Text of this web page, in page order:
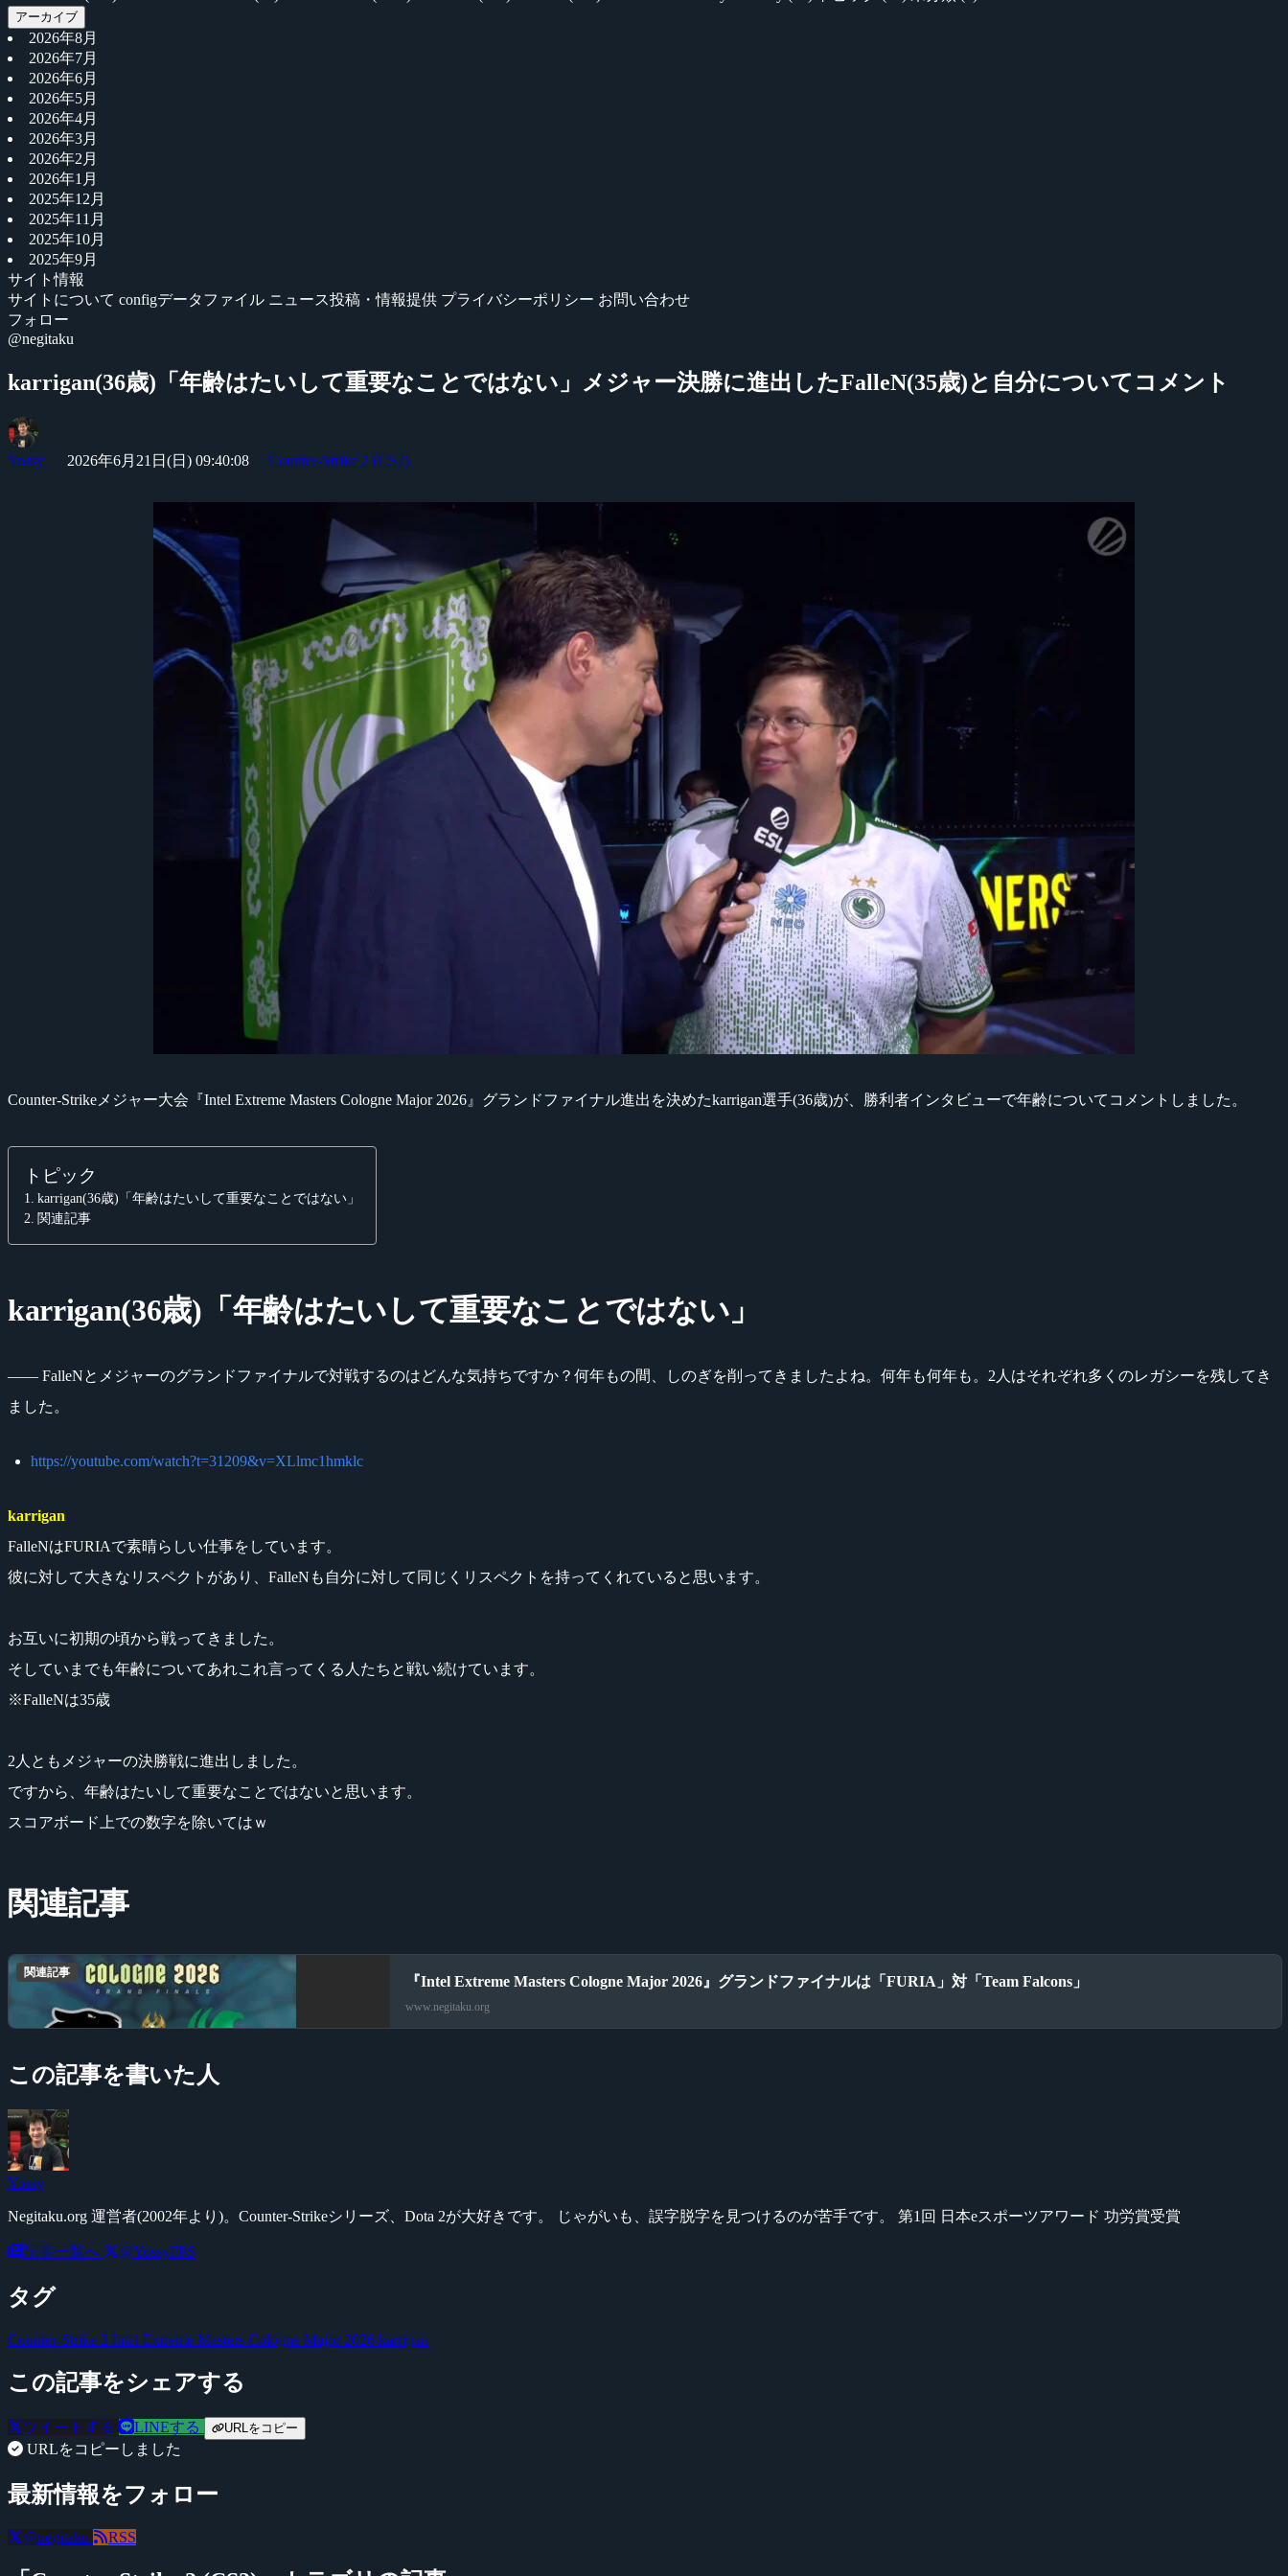
アーカイブ
2026年8月
2026年7月
2026年6月
2026年5月
2026年4月
2026年3月
2026年2月
2026年1月
2025年12月
2025年11月
2025年10月
2025年9月
サイト情報
サイトについて configデータファイル ニュース投稿・情報提供 プライバシーポリシー お問い合わせ
フォロー
@negitaku
karrigan(36歳)「年齢はたいして重要なことではない」メジャー決勝に進出したFalleN(35歳)と自分についてコメント
Yossy 2026年6月21日(日) 09:40:08 Counter-Strike 2 (CS2)
Counter-Strikeメジャー大会『Intel Extreme Masters Cologne Major 2026』グランドファイナル進出を決めたkarrigan選手(36歳)が、勝利者インタビューで年齢についてコメントしました。
トピック
karrigan(36歳)「年齢はたいして重要なことではない」
関連記事
karrigan(36歳)「年齢はたいして重要なことではない」
―― FalleNとメジャーのグランドファイナルで対戦するのはどんな気持ちですか？何年もの間、しのぎを削ってきましたよね。何年も何年も。2人はそれぞれ多くのレガシーを残してき
ました。
https://youtube.com/watch?t=31209&v=XLlmc1hmklc
karrigan
FalleNはFURIAで素晴らしい仕事をしています。
彼に対して大きなリスペクトがあり、FalleNも自分に対して同じくリスペクトを持ってくれていると思います。
お互いに初期の頃から戦ってきました。
そしていまでも年齢についてあれこれ言ってくる人たちと戦い続けています。
※FalleNは35歳
2人ともメジャーの決勝戦に進出しました。
ですから、年齢はたいして重要なことではないと思います。
スコアボード上での数字を除いてはｗ
関連記事
関連記事
『Intel Extreme Masters Cologne Major 2026』グランドファイナルは「FURIA」対「Team Falcons」
www.negitaku.org
この記事を書いた人
Yossy
Negitaku.org 運営者(2002年より)。Counter-Strikeシリーズ、Dota 2が大好きです。 じゃがいも、誤字脱字を見つけるのが苦手です。 第1回 日本eスポーツアワード 功労賞受賞
記事一覧へ @YossyFPS
タグ
Counter-Strike 2 Intel Extreme Masters Cologne Major 2026 karrigan
この記事をシェアする
ツイートする LINEする URLをコピー
URLをコピーしました
最新情報をフォロー
@negitaku RSS